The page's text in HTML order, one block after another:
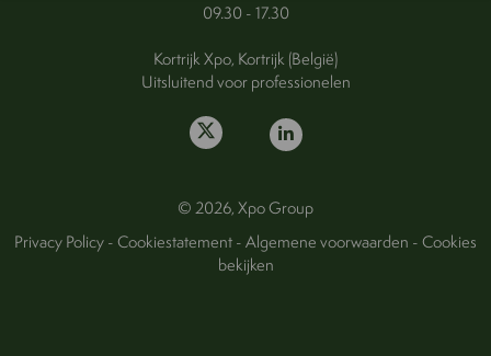
09.30 - 17.30
Kortrijk Xpo, Kortrijk (België)
Uitsluitend voor professionelen
© 2026, Xpo Group
Privacy Policy-Cookiestatement-Algemene voorwaarden -Cookies
bekijken